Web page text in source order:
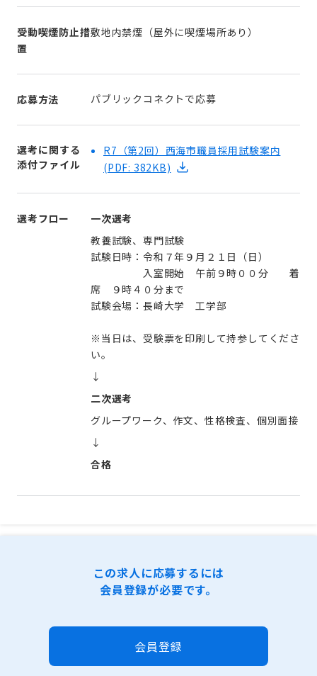
受動喫煙防止措
置
敷地内禁煙（屋外に喫煙場所あり）
応募方法 パブリックコネクトで応募
選考に関する
添付ファイル
R7（第2回）西海市職員採用試験案内
(PDF: 382KB)
選考フロー
一次選考
教養試験、専門試験
試験日時：令和７年９月２１日（日）
入室開始 午前９時００分 着
席 ９時４０分まで
試験会場：長崎大学 工学部
※当日は、受験票を印刷して持参してくださ
い。
↓
二次選考
グループワーク、作文、性格検査、個別面接
↓
合格
この求人に応募するには
会員登録が必要です。
会員登録